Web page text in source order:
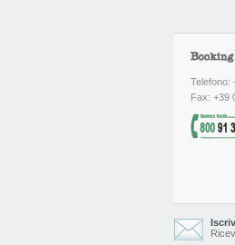
Telefono:
Fax: +39